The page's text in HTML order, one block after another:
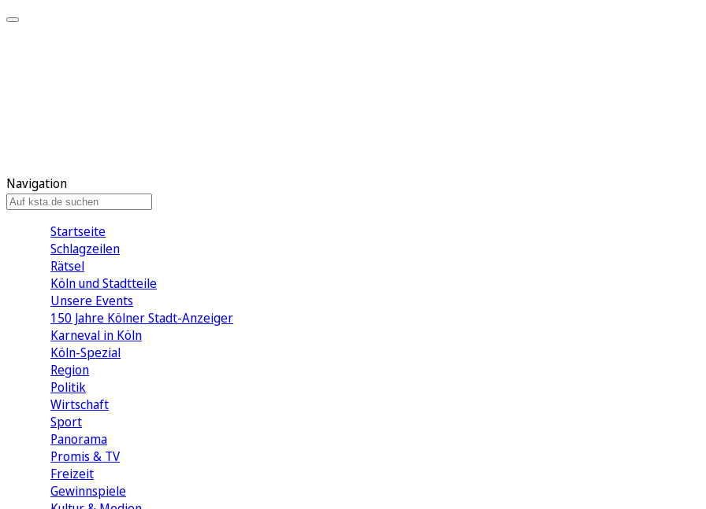
Navigation
Startseite
Schlagzeilen
Rätsel
Köln und Stadtteile
Unsere Events
150 Jahre Kölner Stadt-Anzeiger
Karneval in Köln
Köln-Spezial
Region
Politik
Wirtschaft
Sport
Panorama
Promis & TV
Freizeit
Gewinnspiele